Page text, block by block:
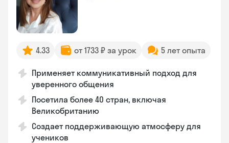
4.33 от 1733 ₽ за урок 5 лет опыта
Применяет коммуникативный подход для
уверенного общения
Посетила более 40 стран, включая
Великобританию
Создает поддерживающую атмосферу для
учеников